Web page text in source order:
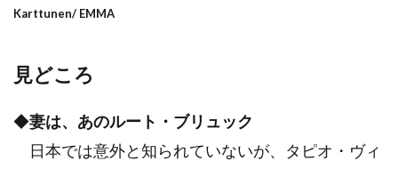
Karttunen/ EMMA
見どころ
◆妻は、あのルート・ブリュック
日本では意外と知られていないが、タピオ・ヴィ